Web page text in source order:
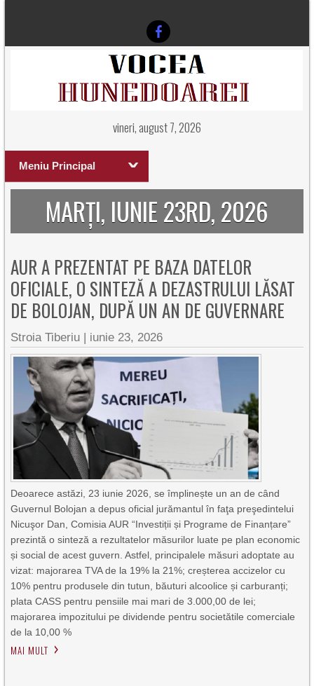
vineri, august 7, 2026
Meniu Principal
MARȚI, IUNIE 23RD, 2026
AUR A PREZENTAT PE BAZA DATELOR
OFICIALE, O SINTEZĂ A DEZASTRULUI LĂSAT
DE BOLOJAN, DUPĂ UN AN DE GUVERNARE
Stroia Tiberiu | iunie 23, 2026
Deoarece astăzi, 23 iunie 2026, se împlinește un an de când
Guvernul Bolojan a depus oficial jurămantul în faţa preşedintelui
Nicuşor Dan, Comisia AUR “Investiții și Programe de Finanțare”
prezintă o sinteză a rezultatelor măsurilor luate pe plan economic
și social de acest guvern. Astfel, principalele măsuri adoptate au
vizat: majorarea TVA de la 19% la 21%; creșterea accizelor cu
10% pentru produsele din tutun, băuturi alcoolice și carburanți;
plata CASS pentru pensiile mai mari de 3.000,00 de lei;
majorarea impozitului pe dividende pentru societătile comerciale
de la 10,00 %
MAI MULT